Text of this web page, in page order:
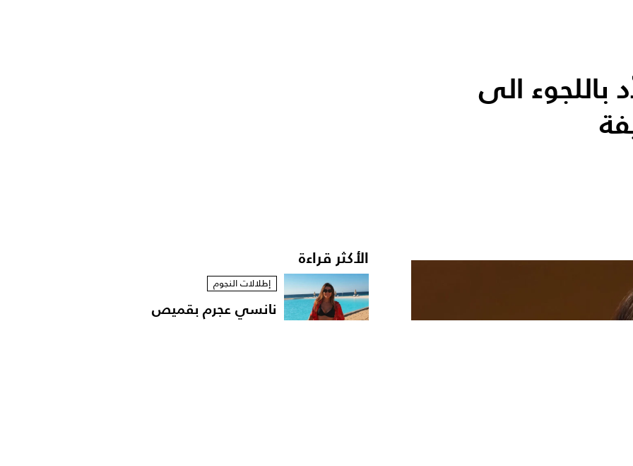
باللجوء الى
الأكثر قراءة
إطلالات النجوم
نانسي عجرم بقميص
مفتوح في لقطات عفوية